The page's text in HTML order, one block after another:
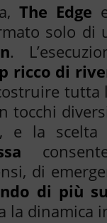
The Edge
solo di
.
ricco di
tutta
tocchi
e la
di
di più
la dinamica